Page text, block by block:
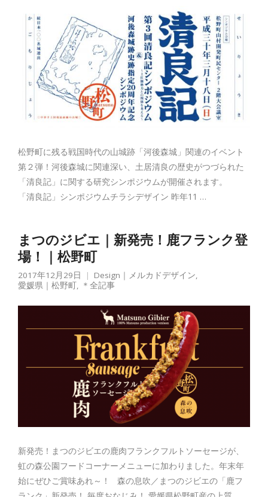
松野町に残る戦国時代の山城跡「河後森城」関連のイベント
第２弾！河後森城に関連深い、土居清良の歴史がつづられた
「清良記」に関する研究シンポジウムが開催されます。
「清良記」シンポジウムチラシデザイン 昨年11 …
まつのジビエ｜新発売！鹿フランク登
場！｜松野町
2017年12月29日 Design｜メルカドデザイン,
愛媛県｜松野町, ＊全記事
新発売！まつのジビエの鹿肉フランクフルトソーセージが、
虹の森公園フードコーナーメニューに加わりました。年末年
始にぜひご賞味あれ～！ 森の息吹／まつのジビエの「鹿フ